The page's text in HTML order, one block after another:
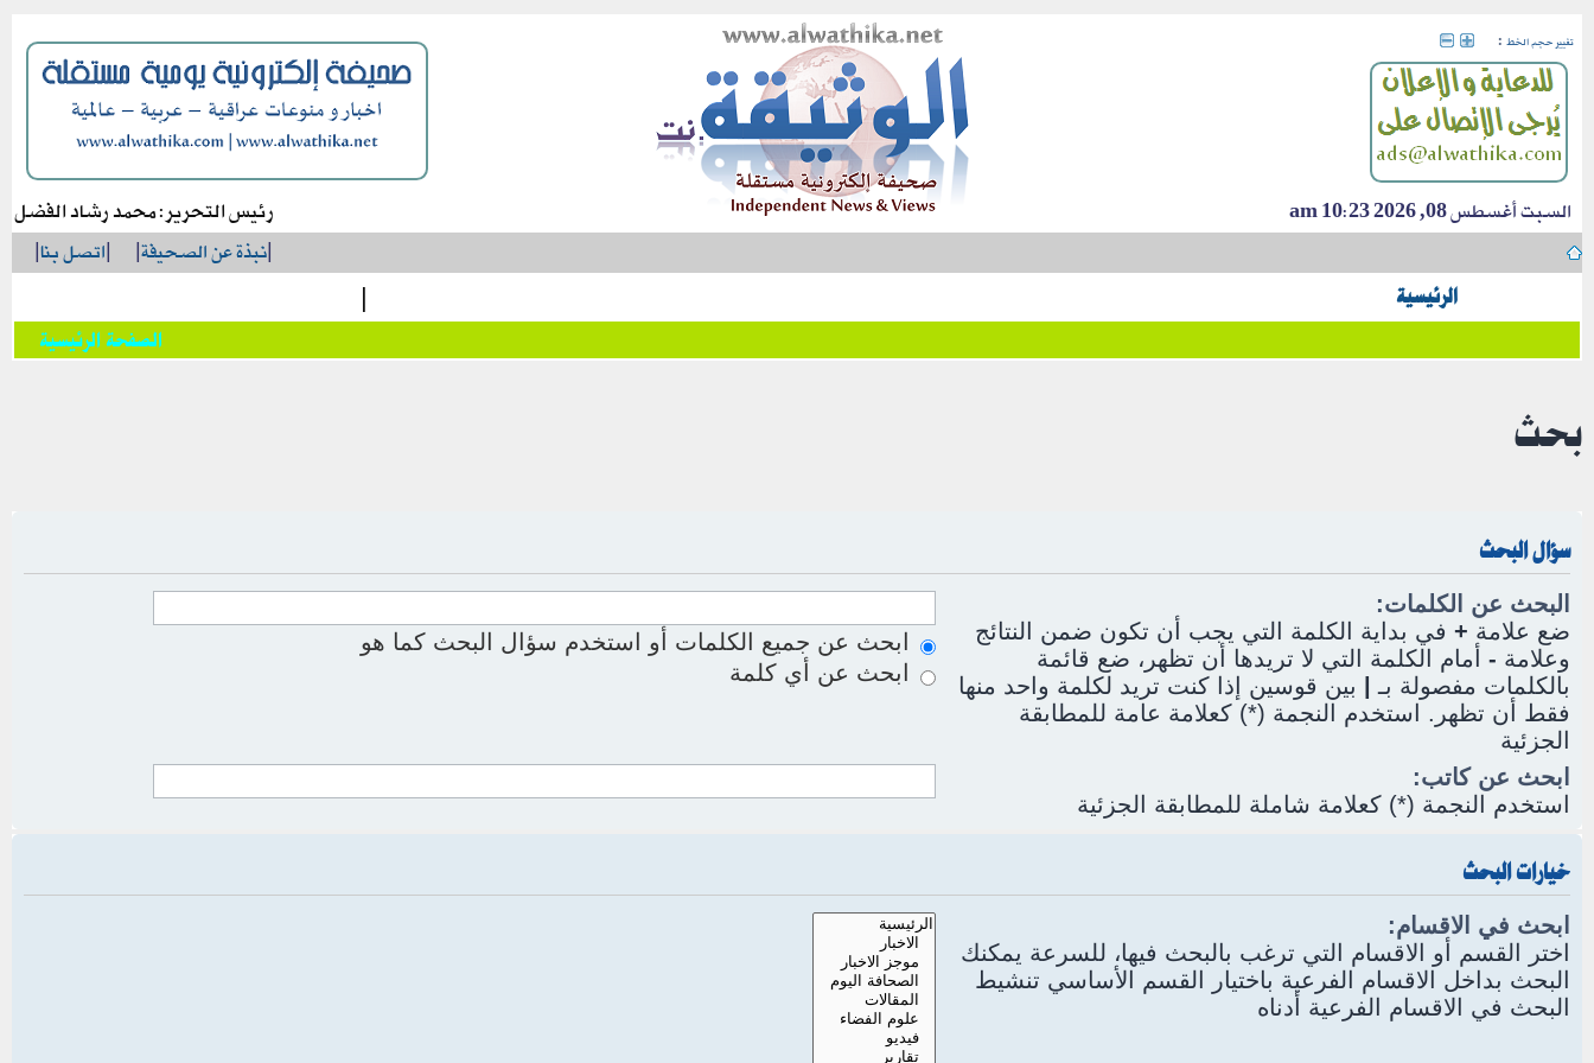
تغيير حجم الخط :
السبت أغسطس 08, 2026 10:23 am رئيس التحرير: محمد رشاد الفضل
|نبذة عن الصحيفة|
|اتصل بنا|
الرئيسية |
الصفحة الرئيسية
بحث
سؤال البحث
البحث عن الكلمات:
ضع علامة + في بداية الكلمة التي يجب أن تكون ضمن النتائج
وعلامة - أمام الكلمة التي لا تريدها أن تظهر، ضع قائمة
بالكلمات مفصولة بـ | بين قوسين إذا كنت تريد لكلمة واحد منها
فقط أن تظهر. استخدم النجمة (*) كعلامة عامة للمطابقة
الجزئية
ابحث عن جميع الكلمات أو استخدم سؤال البحث كما هو
ابحث عن أي كلمة
ابحث عن كاتب:
استخدم النجمة (*) كعلامة شاملة للمطابقة الجزئية
خيارات البحث
ابحث في الاقسام:
اختر القسم أو الاقسام التي ترغب بالبحث فيها، للسرعة يمكنك
البحث بداخل الاقسام الفرعية باختيار القسم الأساسي تنشيط
البحث في الاقسام الفرعية أدناه